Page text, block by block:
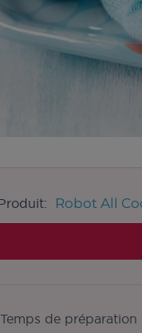
Robot All
Temps de préparation